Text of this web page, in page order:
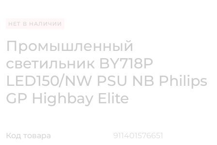
НЕТ В НАЛИЧИИ
Промышленный
светильник BY718P
LED150/NW PSU NB Philips
GP Highbay Elite
Код товара
911401576651